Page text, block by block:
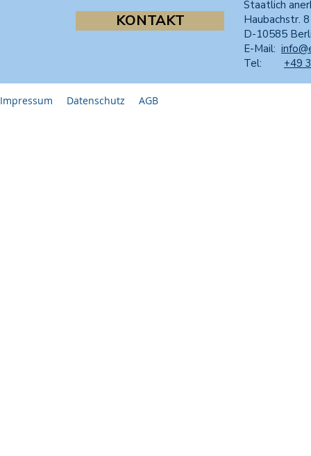
KONTAKT
Staatlich
Haubachstr.
D-10585
E-Mail:
Tel: +49
Impressum Datenschutz AGB